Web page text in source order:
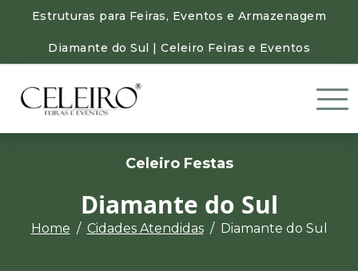
Estruturas para Feiras, Eventos e Armazenagem
Diamante do Sul | Celeiro Feiras e Eventos
Celeiro Festas
Diamante do Sul
Home Cidades Atendidas Diamante do Sul